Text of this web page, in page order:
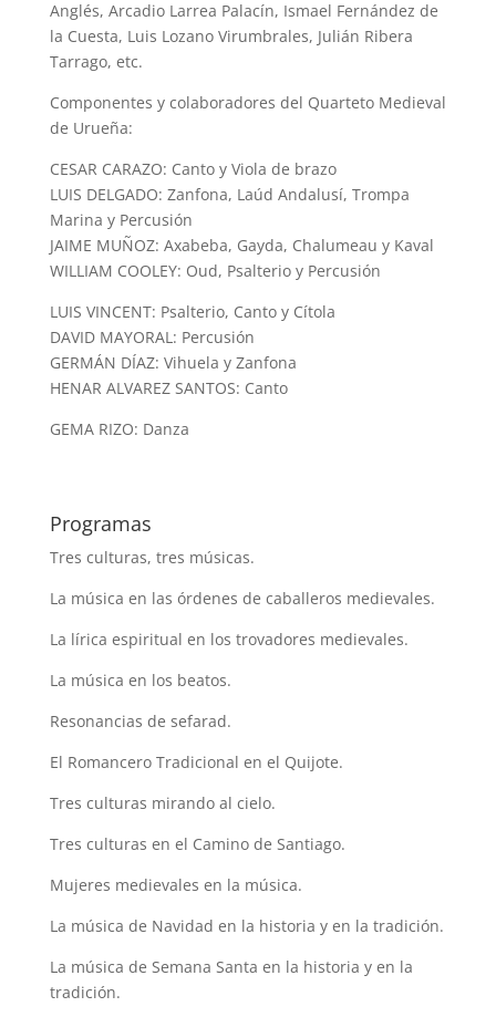
Anglés, Arcadio Larrea Palacín, Ismael Fernández de
la Cuesta, Luis Lozano Virumbrales, Julián Ribera
Tarrago, etc.
Componentes y colaboradores del Quarteto Medieval
de Urueña:
CESAR CARAZO: Canto y Viola de brazo
LUIS DELGADO: Zanfona, Laúd Andalusí, Trompa
Marina y Percusión
JAIME MUÑOZ: Axabeba, Gayda, Chalumeau y Kaval
WILLIAM COOLEY: Oud, Psalterio y Percusión
LUIS VINCENT: Psalterio, Canto y Cítola
DAVID MAYORAL: Percusión
GERMÁN DÍAZ: Vihuela y Zanfona
HENAR ALVAREZ SANTOS: Canto
GEMA RIZO: Danza
Programas
Tres culturas, tres músicas.
La música en las órdenes de caballeros medievales.
La lírica espiritual en los trovadores medievales.
La música en los beatos.
Resonancias de sefarad.
El Romancero Tradicional en el Quijote.
Tres culturas mirando al cielo.
Tres culturas en el Camino de Santiago.
Mujeres medievales en la música.
La música de Navidad en la historia y en la tradición.
La música de Semana Santa en la historia y en la
tradición.